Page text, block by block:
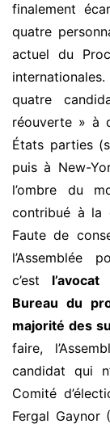
finalement
quatre
actuel du
quatre
réouverte » à
États parties
puis à New-
l’ombre du
contribué à la
Faute de
l’Assemblée
c’est
Bureau du
majorité des
faire,
candidat qui
Comité
Fergal